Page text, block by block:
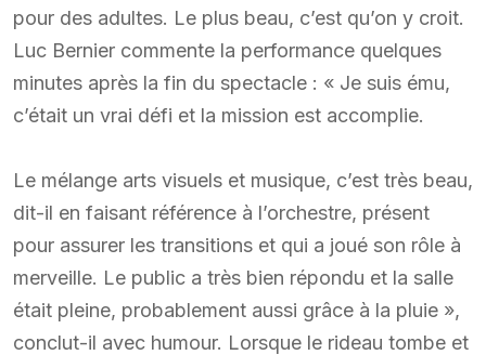
pour des adultes. Le plus beau, c’est qu’on y croit.
Luc Bernier commente la performance quelques
minutes après la fin du spectacle : « Je suis ému,
c’était un vrai défi et la mission est accomplie.
Le mélange arts visuels et musique, c’est très beau,
dit-il en faisant référence à l’orchestre, présent
pour assurer les transitions et qui a joué son rôle à
merveille. Le public a très bien répondu et la salle
était pleine, probablement aussi grâce à la pluie »,
conclut-il avec humour. Lorsque le rideau tombe et